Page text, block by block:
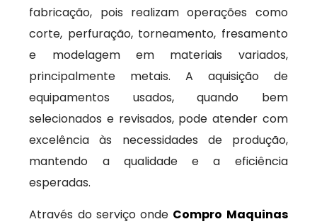
fabricação, pois realizam operações como
corte, perfuração, torneamento, fresamento
e modelagem em materiais variados,
principalmente metais. A aquisição de
equipamentos usados, quando bem
selecionados e revisados, pode atender com
excelência às necessidades de produção,
mantendo a qualidade e a eficiência
esperadas.
Através do serviço onde Compro Maquinas